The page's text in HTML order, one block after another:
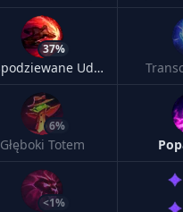
37%
Niespodziewane Uderzenie
6%
Głęboki Totem
<1%